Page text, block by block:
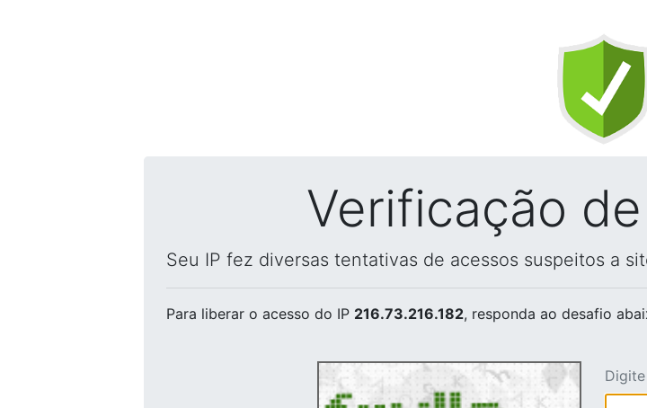
Verificação
Seu IP fez diversas tentativas de acessos suspeitos a
Para liberar o acesso do IP 216.73.216.182, responda ao desafio